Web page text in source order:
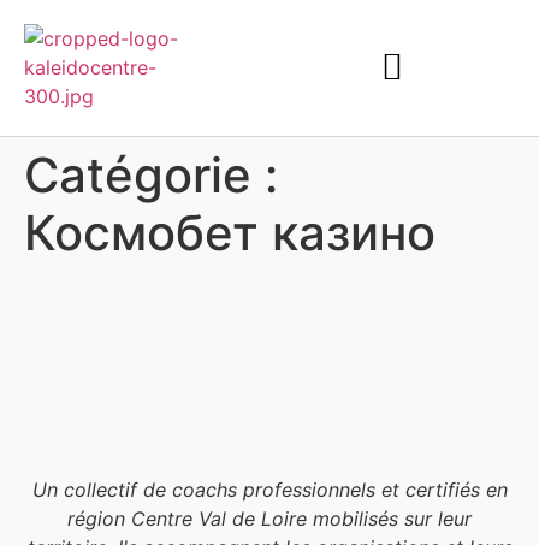
Catégorie :
Космобет казино
Un collectif de coachs professionnels et certifiés en
région Centre Val de Loire mobilisés sur leur